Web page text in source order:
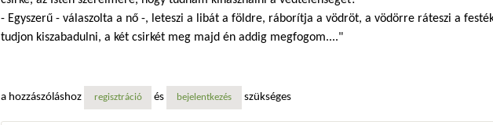
- Egyszerű - válaszolta a nő -, leteszi a libát a földre, ráborítja a vödröt, a vödörre ráteszi a
tudjon kiszabadulni, a két csirkét meg majd én addig megfogom...."
a hozzászóláshoz regisztráció és bejelentkezés szükséges